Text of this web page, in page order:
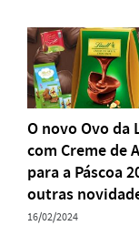
O novo Ovo da
com Creme de
para a Páscoa
outras
16/02/2024